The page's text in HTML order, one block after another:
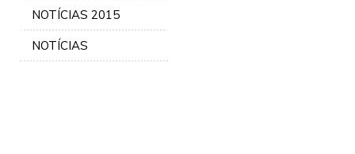
NOTÍCIAS 2015
NOTÍCIAS